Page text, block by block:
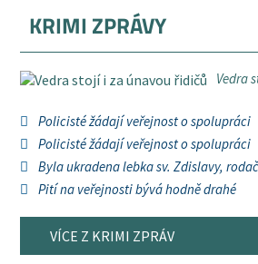
KRIMI ZPRÁVY
Vedra
Policisté žádají veřejnost o spolupráci
Policisté žádají veřejnost o spolupráci
Byla ukradena lebka sv. Zdislavy,
Pití na veřejnosti bývá hodně drahé
VÍCE Z KRIMI ZPRÁV